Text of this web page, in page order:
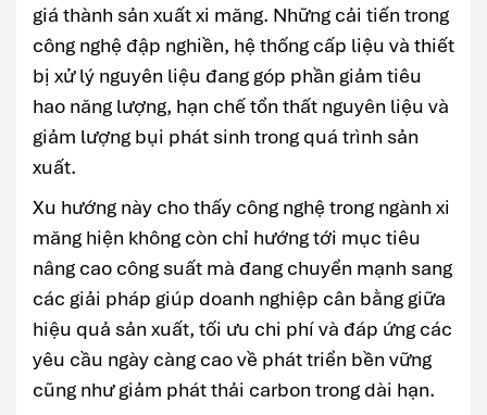
giá thành sản xuất xi măng. Những cải tiến trong
công nghệ đập nghiền, hệ thống cấp liệu và thiết
bị xử lý nguyên liệu đang góp phần giảm tiêu
hao năng lượng, hạn chế tổn thất nguyên liệu và
giảm lượng bụi phát sinh trong quá trình sản
xuất.
Xu hướng này cho thấy công nghệ trong ngành xi
măng hiện không còn chỉ hướng tới mục tiêu
nâng cao công suất mà đang chuyển mạnh sang
các giải pháp giúp doanh nghiệp cân bằng giữa
hiệu quả sản xuất, tối ưu chi phí và đáp ứng các
yêu cầu ngày càng cao về phát triển bền vững
cũng như giảm phát thải carbon trong dài hạn.